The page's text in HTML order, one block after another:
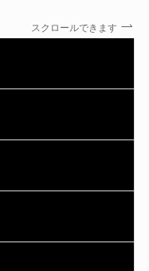
スクロールできます